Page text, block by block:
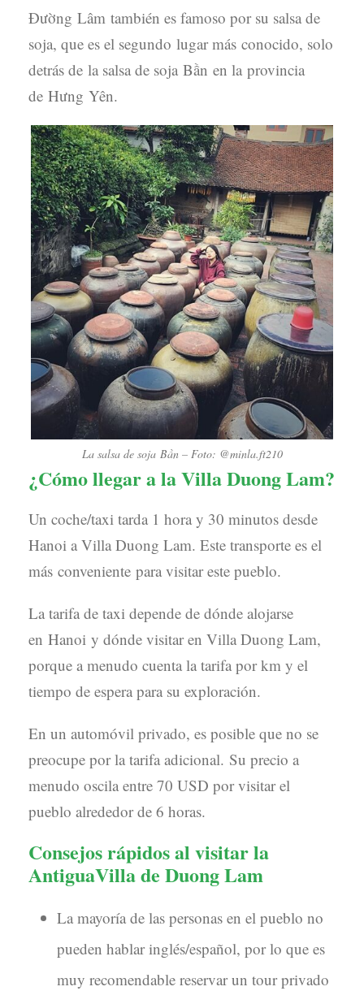
Đường Lâm también es famoso por su salsa de
soja, que es el segundo lugar más conocido, solo
detrás de la salsa de soja Bần en la provincia
de Hưng Yên.
La salsa de soja Bần – Foto: @minla.ft210
¿Cómo llegar a la Villa Duong Lam?
Un coche/taxi tarda 1 hora y 30 minutos desde
Hanoi a Villa Duong Lam. Este transporte es el
más conveniente para visitar este pueblo.
La tarifa de taxi depende de dónde alojarse
en Hanoi y dónde visitar en Villa Duong Lam,
porque a menudo cuenta la tarifa por km y el
tiempo de espera para su exploración.
En un automóvil privado, es posible que no se
preocupe por la tarifa adicional. Su precio a
menudo oscila entre 70 USD por visitar el
pueblo alrededor de 6 horas.
Consejos rápidos al visitar la
AntiguaVilla de Duong Lam
La mayoría de las personas en el pueblo no
pueden hablar inglés/español, por lo que es
muy recomendable reservar un tour privado